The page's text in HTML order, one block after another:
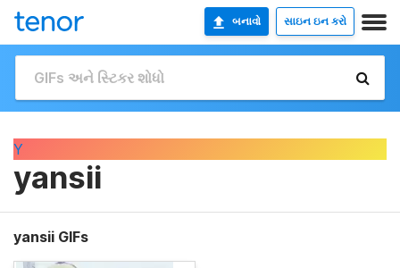
બનાવો સાઇન ઇન કરો
Y
yansii
yansii GIFs